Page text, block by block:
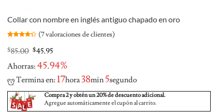
Collar con nombre en inglés antiguo chapado en oro
4.29
sobre 5
puntuaciones
(7valoraciones de clientes)
$85.00 Original
was:
$45.95Current
is:
$45.95.
Ahorras:45.94%
Termina en:17hora38min 4segundo
Compra 2 y obtén un 20% de descuento adicional.
Agregue automáticamente el cupón al carrito.